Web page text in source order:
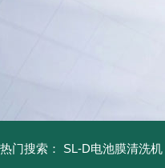
热门搜索： SL-D电池膜清洗机